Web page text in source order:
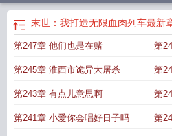
反手打造一辆！矿场资源是有限的，但这末
们是自己升级列车的最好材料！当一辆如同
的幸存者营地。宇昊站在车头张开双手。“来
造无限列车 末世我打造无限血肉列车 三言
爆末世我打造无限血肉列车 末世我打造了
容末世我打造了无限列车免费阅读
末世：我打造无限血肉列车最新
第247章 他们也是在赌 第
第245章 淮西市诡异大屠杀 第
第243章 有点儿意思啊 第
第241章 小爱你会唱好日子吗 第